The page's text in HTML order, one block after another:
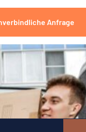
Anfrage